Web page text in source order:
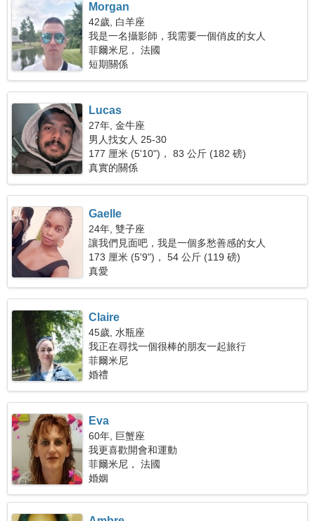
Morgan
42歲, 白羊座
我是一名攝影師，我需要一個俏皮的女人
菲爾米尼， 法國
短期關係
Lucas
27年, 金牛座
男人找女人 25-30
177 厘米 (5'10")， 83 公斤 (182 磅)
真實的關係
Gaelle
24年, 雙子座
讓我們見面吧，我是一個多愁善感的女人
173 厘米 (5'9")， 54 公斤 (119 磅)
真愛
Claire
45歲, 水瓶座
我正在尋找一個很棒的朋友一起旅行
菲爾米尼
婚禮
Eva
60年, 巨蟹座
我更喜歡開會和運動
菲爾米尼， 法國
婚姻